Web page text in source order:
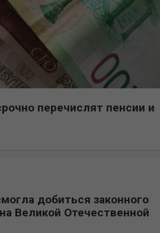
перечислят пенсии и
добиться законного
Великой Отечественной